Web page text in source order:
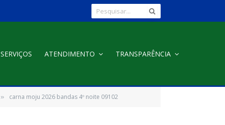
SERVIÇOS ATENDIMENTO TRANSPARÊNCIA
» carna moju 2026 bandas 4º noite 09102